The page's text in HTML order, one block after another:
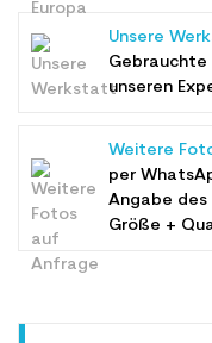
Unsere
unseren
Weitere
per
Angabe des
Größe +